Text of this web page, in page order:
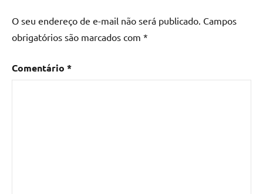
O seu endereço de e-mail não será publicado. Campos
obrigatórios são marcados com *
Comentário *